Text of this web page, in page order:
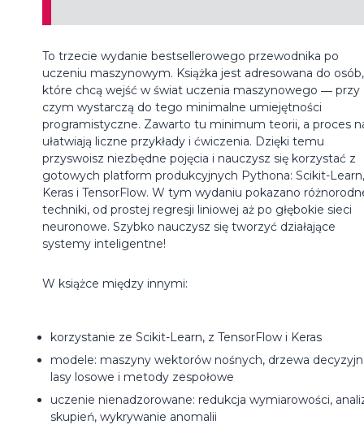
To trzecie wydanie bestsellerowego przewodnika po
uczeniu maszynowym. Książka jest adresowana do osób,
które chcą wejść w świat uczenia maszynowego ― przy
czym wystarczą do tego minimalne umiejętności
programistyczne. Zawarto tu minimum teorii, a proces
ułatwiają liczne przykłady i ćwiczenia. Dzięki temu
przyswoisz niezbędne pojęcia i nauczysz się korzystać z
gotowych platform produkcyjnych Pythona: Scikit-Learn,
Keras i TensorFlow. W tym wydaniu pokazano
techniki, od prostej regresji liniowej aż po głębokie sieci
neuronowe. Szybko nauczysz się tworzyć działające
systemy inteligentne!
W książce między innymi:
korzystanie ze Scikit-Learn, z TensorFlow i Keras
modele: maszyny wektorów nośnych, drzewa
lasy losowe i metody zespołowe
uczenie nienadzorowane: redukcja wymiarowości,
skupień, wykrywanie anomalii